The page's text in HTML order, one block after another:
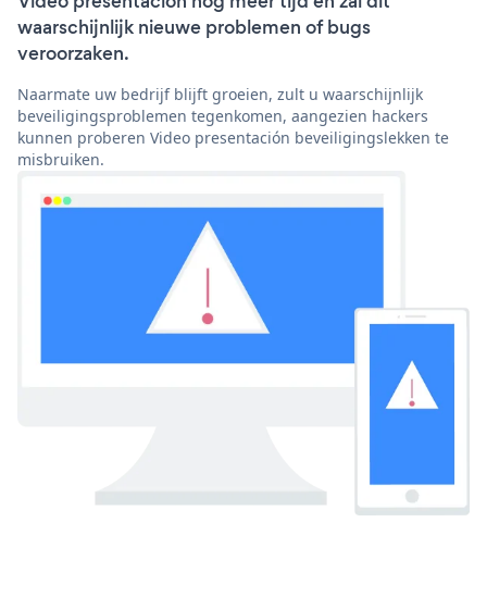
waarschijnlijk nieuwe problemen of bugs
veroorzaken.
Naarmate uw bedrijf blijft groeien, zult u waarschijnlijk
beveiligingsproblemen tegenkomen, aangezien hackers
kunnen proberen Video presentación beveiligingslekken te
misbruiken.